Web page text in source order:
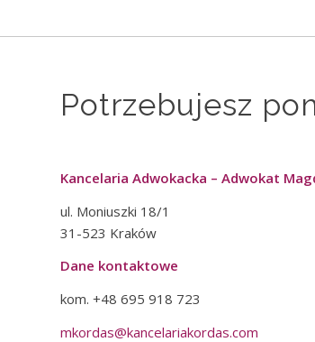
Potrzebujesz
Kancelaria Adwokacka – Adwokat
ul. Moniuszki 18/1
31-523 Kraków
Dane kontaktowe
kom. +48 695 918 723
mkordas@kancelariakordas.com